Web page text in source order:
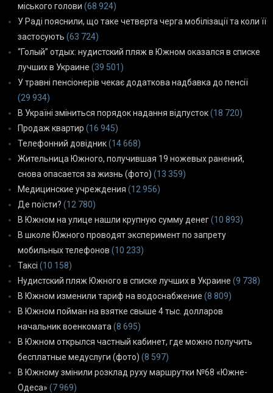
міського голови (68 924)
У Раді пояснили, що таке четверта черга мобілізації та коли її
застосують (63 724)
“Голый” отдых: нудистский пляж в Южном оказался в списке
лучших в Украине (39 501)
У травні пенсіонерів чекає додаткова надбавка до пенсії
(29 934)
В Україні зміниться порядок надання відпусток(18 720)
Продаж квартир (16 945)
Телефонний довідник(14 668)
Жительница Южного, получившая 19 ножевых ранений,
снова опасается за жизнь (фото) (13 359)
Медицинские учреждения (12 956)
Де поїсти? (12 780)
В Южном на улице нашли крупную сумму денег(10 893)
В школе Южного проводят эксперимент по запрету
мобильных телефонов (10 233)
Таксі (10 158)
Нудистский пляж Южного в списке лучших в Украине (9 738)
В Южном изменили тариф на водоснабжение (8 809)
В Южном пойман на взятке свыше 4 тыс. долларов
начальник военкомата (8 695)
В Южном открылся частный кабинет, где можно получить
бесплатные медуслуги (фото) (8 597)
В Южному змінили розклад руху маршрутки №68 «Южне-
Одеса» (7 969)